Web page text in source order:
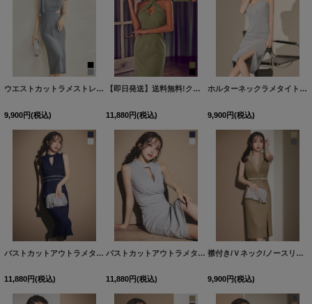
ウエストカットラメストレッチミディアムドレス/キャバドレス【S-Lサイズ/2カラー】[OF03]【YN】dzwvFV
9,900円(税込)
【即日発送】送料無料!クロスホルターネックラメタイトミディアムドレス/キャバドレス【XS-Mサイズ/2カラー】[OF03]【YN】dzmvFV
11,880円(税込)
ホルターネックラメタイトミディアムドレス/キャバドレス【S-Lサイズ/2カラー】[OF03] 【IM】
9,900円(税込)
バストカットアウトラメタイトミディアムドレス/キャバドレス【S-Lサイズ/2カラー】[OF03] 【IM】
11,880円(税込)
バストカットアウトラメタイトミディアムドレス/キャバドレス【S-Lサイズ/2カラー】[OF03] 【IM】
11,880円(税込)
襟付き/Ｖネック/ノースリーブ/スリット/タイト/ミディアムドレス/キャバドレス【S-Mサイズ/2カラー】[OF03]【IM】dzq
9,900円(税込)